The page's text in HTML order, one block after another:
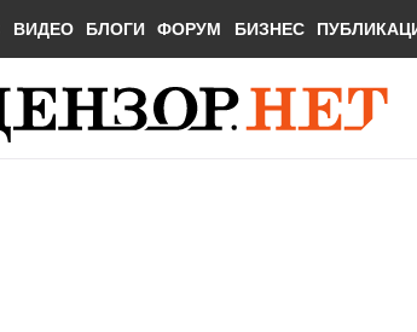
ВИДЕО БЛОГИ ФОРУМ БИЗНЕС